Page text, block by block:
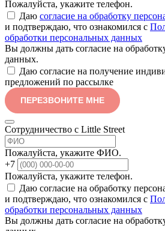
Пожалуйста, укажите телефон.
Даю согласие на обработку
и подтверждаю, что ознакомился с
обработки персональных данных
Вы должны дать согласие на
данных.
Даю согласие на получение
предложений по рассылке
ПЕРЕЗВОНИТЕ МНЕ
Сотрудничество с Little Street
Пожалуйста, укажите ФИО.
+7
Пожалуйста, укажите телефон.
Даю согласие на обработку
и подтверждаю, что ознакомился с
обработки персональных данных
Вы должны дать согласие на